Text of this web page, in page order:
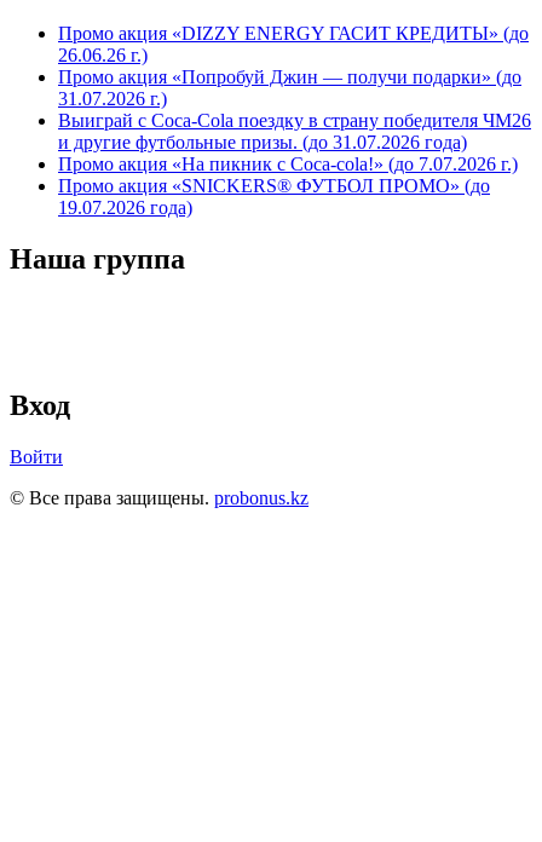
Промо акция «DIZZY ENERGY ГАСИТ КРЕДИТЫ» (до
26.06.26 г.)
Промо акция «Попробуй Джин — получи подарки» (до
31.07.2026 г.)
Выиграй с Coca-Cola поездку в страну победителя ЧМ26
и другие футбольные призы. (до 31.07.2026 года)
Промо акция «На пикник с Coca-cola!» (до 7.07.2026 г.)
Промо акция «SNICKERS® ФУТБОЛ ПРОМО» (до
19.07.2026 года)
Наша группа
Вход
Войти
© Все права защищены. probonus.kz